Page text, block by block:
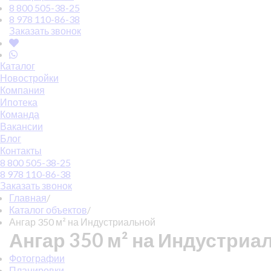
8 800 505-38-25
8 978 110-86-38
Заказать звонок
Каталог
Новостройки
Компания
Ипотека
Команда
Вакансии
Блог
Контакты
8 800 505-38-25
8 978 110-86-38
Заказать звонок
Главная/
Каталог объектов/
Ангар 350 м² на Индустриальной
Ангар 350 м² на
Фотографии